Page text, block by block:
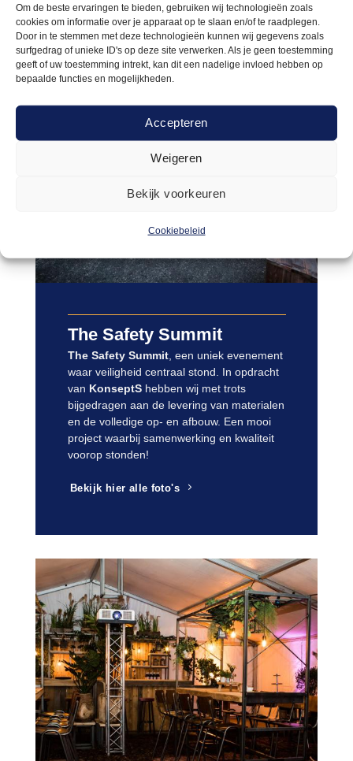
Om de beste ervaringen te bieden, gebruiken wij technologieën zoals
cookies om informatie over je apparaat op te slaan en/of te raadplegen.
Door in te stemmen met deze technologieën kunnen wij gegevens zoals
surfgedrag of unieke ID's op deze site verwerken. Als je geen toestemming
geeft of uw toestemming intrekt, kan dit een nadelige invloed hebben op
bepaalde functies en mogelijkheden.
Accepteren
Weigeren
Bekijk voorkeuren
Cookiebeleid
The Safety Summit
The Safety Summit, een uniek evenement
waar veiligheid centraal stond. In opdracht
van KonseptS hebben wij met trots
bijgedragen aan de levering van materialen
en de volledige op- en afbouw. Een mooi
project waarbij samenwerking en kwaliteit
voorop stonden!
Bekijk hier alle foto's